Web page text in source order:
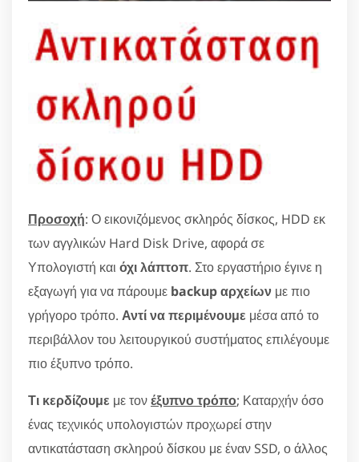
Προσοχή: Ο εικονιζόμενος σκληρός δίσκος, HDD εκ
των αγγλικών Hard Disk Drive, αφορά σε
Υπολογιστή και όχι λάπτοπ. Στο εργαστήριο έγινε η
εξαγωγή για να πάρουμε backup αρχείων με πιο
γρήγορο τρόπο. Αντί να περιμένουμε μέσα από το
περιβάλλον του λειτουργικού συστήματος επιλέγουμε
πιο έξυπνο τρόπο.
Τι κερδίζουμε με τονέξυπνο τρόπο; Καταρχήν όσο
ένας τεχνικός υπολογιστών προχωρεί στην
αντικατάσταση σκληρού δίσκου με έναν SSD, ο άλλος